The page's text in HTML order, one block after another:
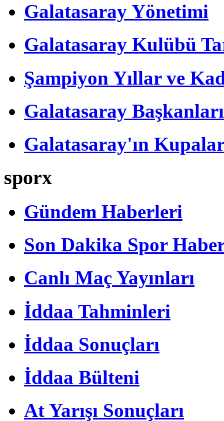
Galatasaray Yönetimi
Galatasaray Kulübü
Şampiyon Yıllar ve
Galatasaray Başkanları
Galatasaray'ın
sporx
Gündem Haberleri
Son Dakika Spor
Canlı Maç Yayınları
İddaa Tahminleri
İddaa Sonuçları
İddaa Bülteni
At Yarışı Sonuçları